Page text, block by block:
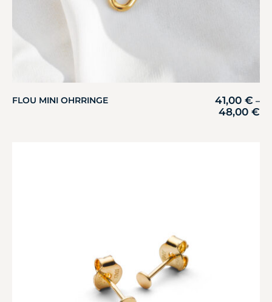
FLOU MINI OHRRINGE 41,00 € –
48,00 €